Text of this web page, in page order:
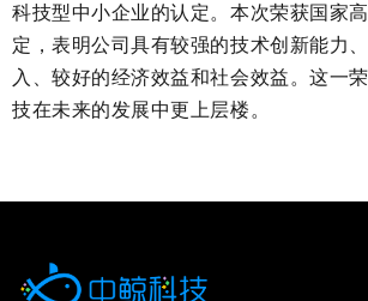
科技型中小企业的认定。本次荣获国家
定，表明公司具有较强的技术创新能力
入、较好的经济效益和社会效益。这一
技在未来的发展中更上层楼。